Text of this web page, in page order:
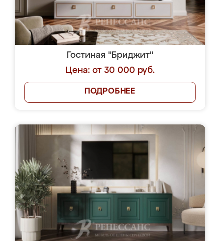
Гостиная "Бриджит"
Цена: от 30 000 руб.
ПОДРОБНЕЕ